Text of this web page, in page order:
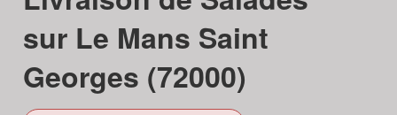
sur Le Mans Saint
Georges (72000)